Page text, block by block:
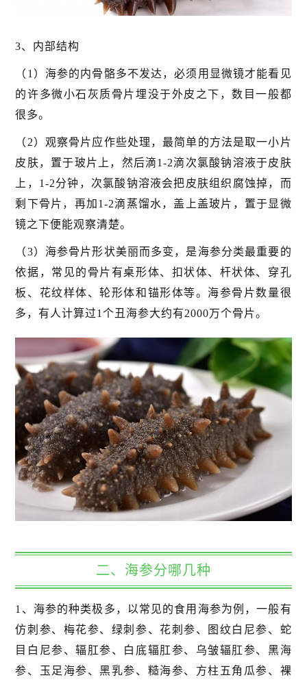
3、内部结构
（1）海参的内骨骼多不发达，必须用显微镜才能看见
的许多微小石灰质骨片埋没于外皮之下，数目一般都
很多。
（2）观察骨片应作些处理，最简单的方法是取一小片
皮肤，置于玻片上，然后滴1-2滴次氯酸钠溶液于皮肤
上，1-2分钟，次氯酸钠溶液会把皮肤组织腐蚀掉，而
剩下骨片，再加1-2滴蒸馏水，盖上盖玻片，置于显微
镜之下便能观察清楚。
（3）海参骨片形状美丽而多变，是海参分类最重要的
依据，常见的骨片有桌形体、扣状体、杆状体、穿孔
板、花纹样体、轮形体和锚形体等。海参骨片数量很
多，有人计算过1个丑海参大约有2000万个骨片。
二、海参分哪几种
1、海参的种类极多，以常见的食用海参为例，一般有
仿刺参、梅花参、绿刺参、花刺参、图纹白尼参、蛇
目白尼参、辐肛参、白底辐肛参、乌皱辐肛参、黑海
参、玉足海参、黑乳参、糙海参、方柱五角瓜参、裸